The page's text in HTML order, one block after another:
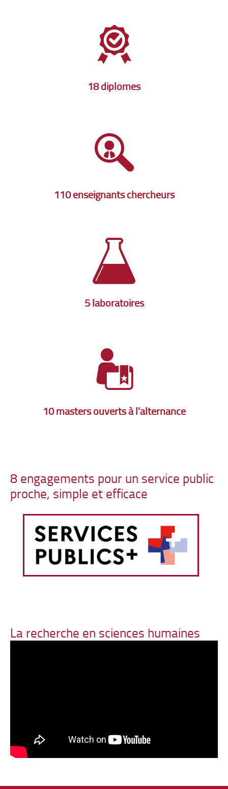
18 diplômes
110 enseignants chercheurs
5 laboratoires
10 masters ouverts à l'alternance
8 engagements pour un service public
proche, simple et efficace
La recherche en sciences humaines